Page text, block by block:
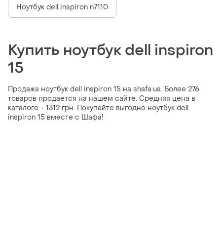
Ноутбук dell inspiron n7110
Купить ноутбук dell inspiron
15
Продажа ноутбук dell inspiron 15 на shafa.ua. Более 276
товаров продается на нашем сайте. Средняя цена в
каталоге - 1312 грн. Покупайте выгодно ноутбук dell
inspiron 15 вместе с Шафа!